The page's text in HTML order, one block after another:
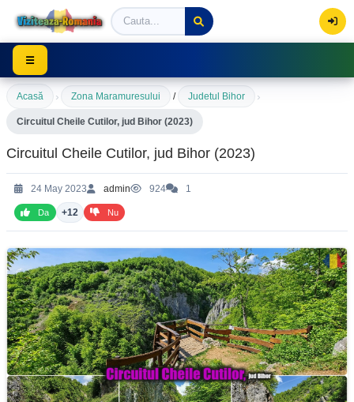
Viziteaza Romania | Obiective Turistice | Trasee
☰
Acasă › Zona Maramuresului / Judetul Bihor ›
Circuitul Cheile Cutilor, jud Bihor (2023)
Circuitul Cheile Cutilor, jud Bihor (2023)
24 May 2023 admin 924 1
Da +12 Nu